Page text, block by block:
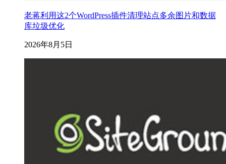
老蒋利用这2个WordPress插件清理站点多余图片和数据
库垃圾优化
2026年8月5日